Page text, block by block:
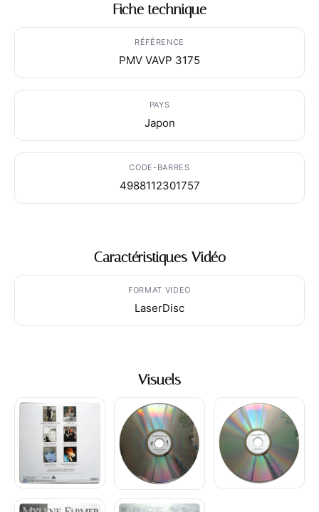
Fiche technique
RÉFÉRENCE
PMV VAVP 3175
PAYS
Japon
CODE-BARRES
4988112301757
Caractéristiques Vidéo
FORMAT VIDEO
LaserDisc
Visuels